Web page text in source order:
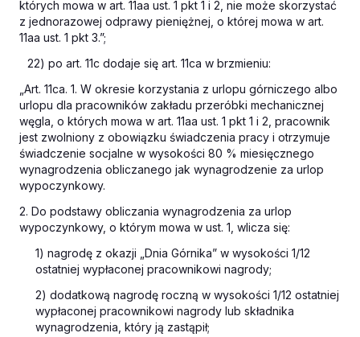
których mowa w art. 11aa ust. 1 pkt 1 i 2, nie może skorzystać
z jednorazowej odprawy pieniężnej, o której mowa w art.
11aa ust. 1 pkt 3.”;
22) po art. 11c dodaje się art. 11ca w brzmieniu:
„Art. 11ca. 1. W okresie korzystania z urlopu górniczego albo
urlopu dla pracowników zakładu przeróbki mechanicznej
węgla, o których mowa w art. 11aa ust. 1 pkt 1 i 2, pracownik
jest zwolniony z obowiązku świadczenia pracy i otrzymuje
świadczenie socjalne w wysokości 80 % miesięcznego
wynagrodzenia obliczanego jak wynagrodzenie za urlop
wypoczynkowy.
2. Do podstawy obliczania wynagrodzenia za urlop
wypoczynkowy, o którym mowa w ust. 1, wlicza się:
1) nagrodę z okazji „Dnia Górnika” w wysokości 1/12
ostatniej wypłaconej pracownikowi nagrody;
2) dodatkową nagrodę roczną w wysokości 1/12 ostatniej
wypłaconej pracownikowi nagrody lub składnika
wynagrodzenia, który ją zastąpił;